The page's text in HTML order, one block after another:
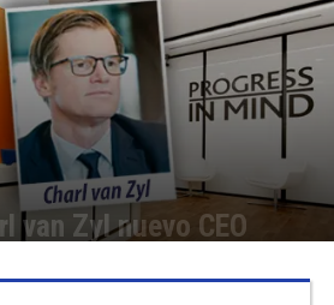
van Zyl nuevo CEO